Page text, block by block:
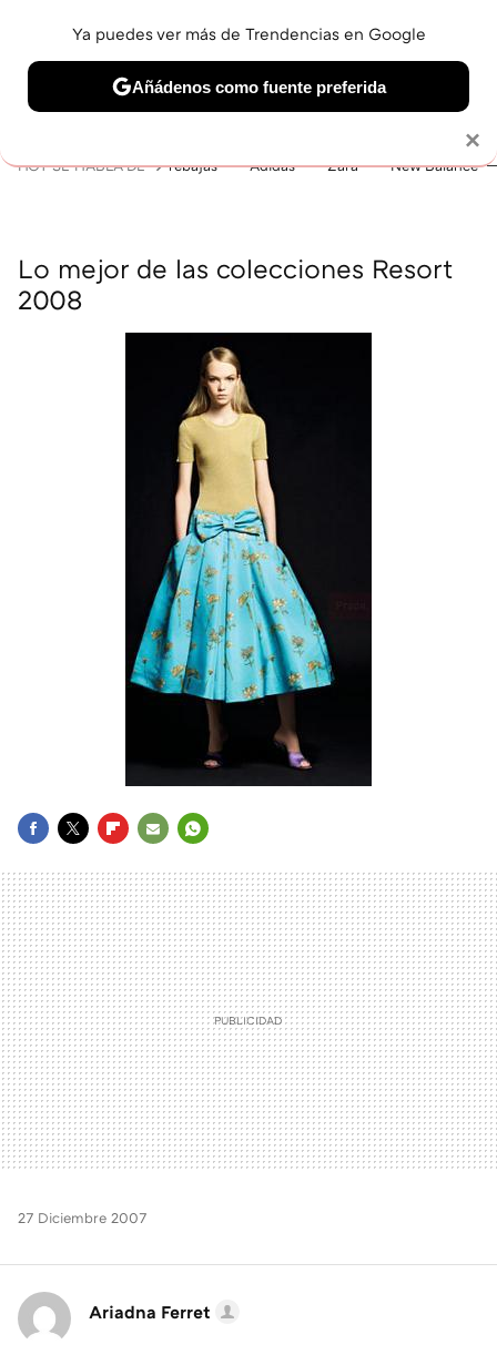
BELLEZA SHOPPING VIAJES GASTRO SNEAKERS
HOY SE HABLA DE rebajas Adidas Zara New Balance
Lo mejor de las colecciones Resort
2008
MAIL
27 Diciembre 2007
Ariadna Ferret
×
Ya puedes ver más de Trendencias en Google
Añádenos como fuente preferida